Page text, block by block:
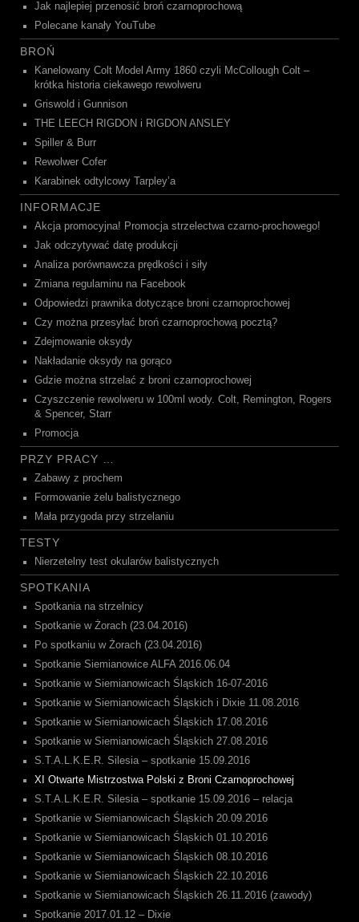
Jak najlepiej przenosić broń czarnoprochową
Polecane kanały YouTube
BROŃ
Kanelowany Colt Model Army 1860 czyli McCollough Colt –
krótka historia ciekawego rewolweru
Griswold i Gunnison
THE LEECH RIGDON i RIGDON ANSLEY
Spiller & Burr
Rewolwer Cofer
Karabinek odtylcowy Tarpley’a
INFORMACJE
Akcja promocyjna! Promocja strzelectwa czarno-prochowego!
Jak odczytywać datę produkcji
Analiza porównawcza prędkości i siły
Zmiana regulaminu na Facebook
Odpowiedzi prawnika dotyczące broni czarnoprochowej
Czy można przesyłać broń czarnoprochową pocztą?
Zdejmowanie oksydy
Nakładanie oksydy na gorąco
Gdzie można strzelać z broni czarnoprochowej
Czyszczenie rewolweru w 100ml wody. Colt, Remington, Rogers
& Spencer, Starr
Promocja
PRZY PRACY …
Zabawy z prochem
Formowanie żelu balistycznego
Mała przygoda przy strzelaniu
TESTY
Nierzetelny test okularów balistycznych
SPOTKANIA
Spotkania na strzelnicy
Spotkanie w Żorach (23.04.2016)
Po spotkaniu w Żorach (23.04.2016)
Spotkanie Siemianowice ALFA 2016.06.04
Spotkanie w Siemianowicach Śląskich 16-07-2016
Spotkanie w Siemianowicach Śląskich i Dixie 11.08.2016
Spotkanie w Siemianowicach Śląskich 17.08.2016
Spotkanie w Siemianowicach Śląskich 27.08.2016
S.T.A.L.K.E.R. Silesia – spotkanie 15.09.2016
XI Otwarte Mistrzostwa Polski z Broni Czarnoprochowej
S.T.A.L.K.E.R. Silesia – spotkanie 15.09.2016 – relacja
Spotkanie w Siemianowicach Śląskich 20.09.2016
Spotkanie w Siemianowicach Śląskich 01.10.2016
Spotkanie w Siemianowicach Śląskich 08.10.2016
Spotkanie w Siemianowicach Śląskich 22.10.2016
Spotkanie w Siemianowicach Śląskich 26.11.2016 (zawody)
Spotkanie 2017.01.12 – Dixie